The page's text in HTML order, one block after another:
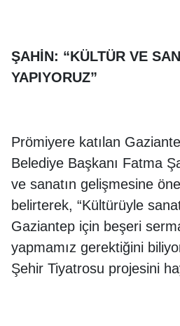
ŞAHİN: “KÜLTÜR VE
YAPIYORUZ”
Prömiyere katılan
Belediye Başkanı Fatma
ve sanatın gelişmesine
belirterek, “Kültürüyle
Gaziantep için beşeri
yapmamız gerektiğini
Şehir Tiyatrosu projesini